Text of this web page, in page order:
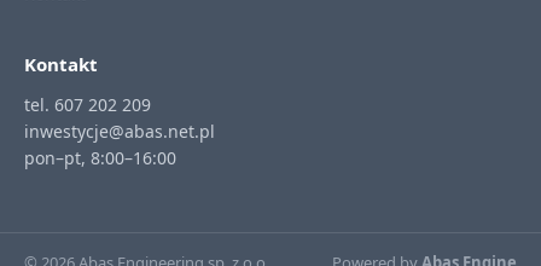
Kontakt
tel. 607 202 209
inwestycje@abas.net.pl
pon–pt, 8:00–16:00